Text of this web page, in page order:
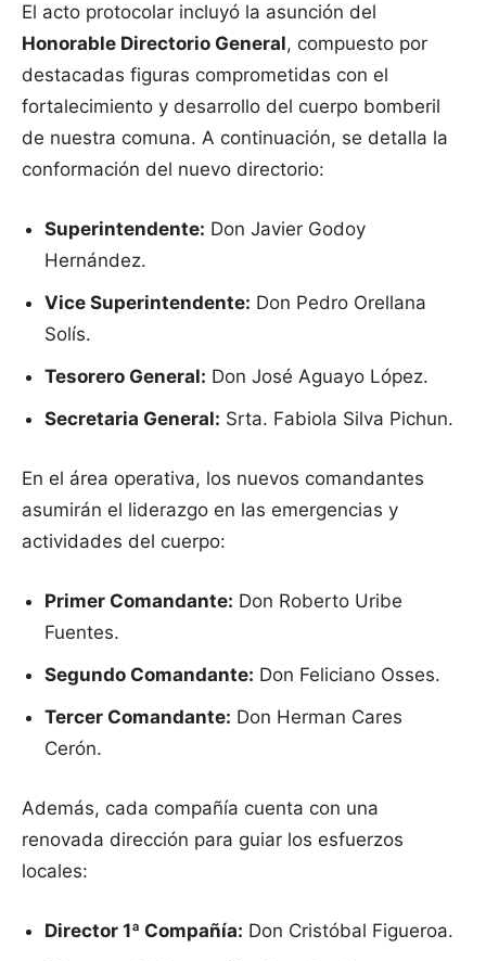
El acto protocolar incluyó la asunción del
Honorable Directorio General, compuesto por
destacadas figuras comprometidas con el
fortalecimiento y desarrollo del cuerpo bomberil
de nuestra comuna. A continuación, se detalla la
conformación del nuevo directorio:
Superintendente: Don Javier Godoy
Hernández.
Vice Superintendente: Don Pedro Orellana
Solís.
Tesorero General: Don José Aguayo López.
Secretaria General: Srta. Fabiola Silva Pichun.
En el área operativa, los nuevos comandantes
asumirán el liderazgo en las emergencias y
actividades del cuerpo:
Primer Comandante: Don Roberto Uribe
Fuentes.
Segundo Comandante: Don Feliciano Osses.
Tercer Comandante: Don Herman Cares
Cerón.
Además, cada compañía cuenta con una
renovada dirección para guiar los esfuerzos
locales:
Director 1ª Compañía: Don Cristóbal Figueroa.